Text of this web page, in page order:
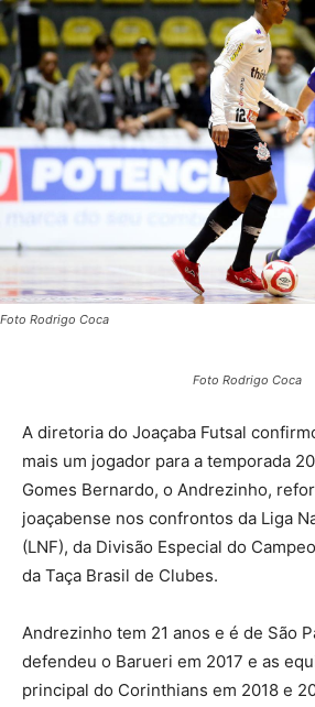
Foto Rodrigo Coca
Foto Rodrigo Coca
A diretoria do Joaçaba Futsal
mais um jogador para a temporada
Gomes Bernardo, o Andrezinho,
joaçabense nos confrontos da Liga
(LNF), da Divisão Especial do
da Taça Brasil de Clubes.
Andrezinho tem 21 anos e é de São
defendeu o Barueri em 2017 e as
principal do Corinthians em 2018 e